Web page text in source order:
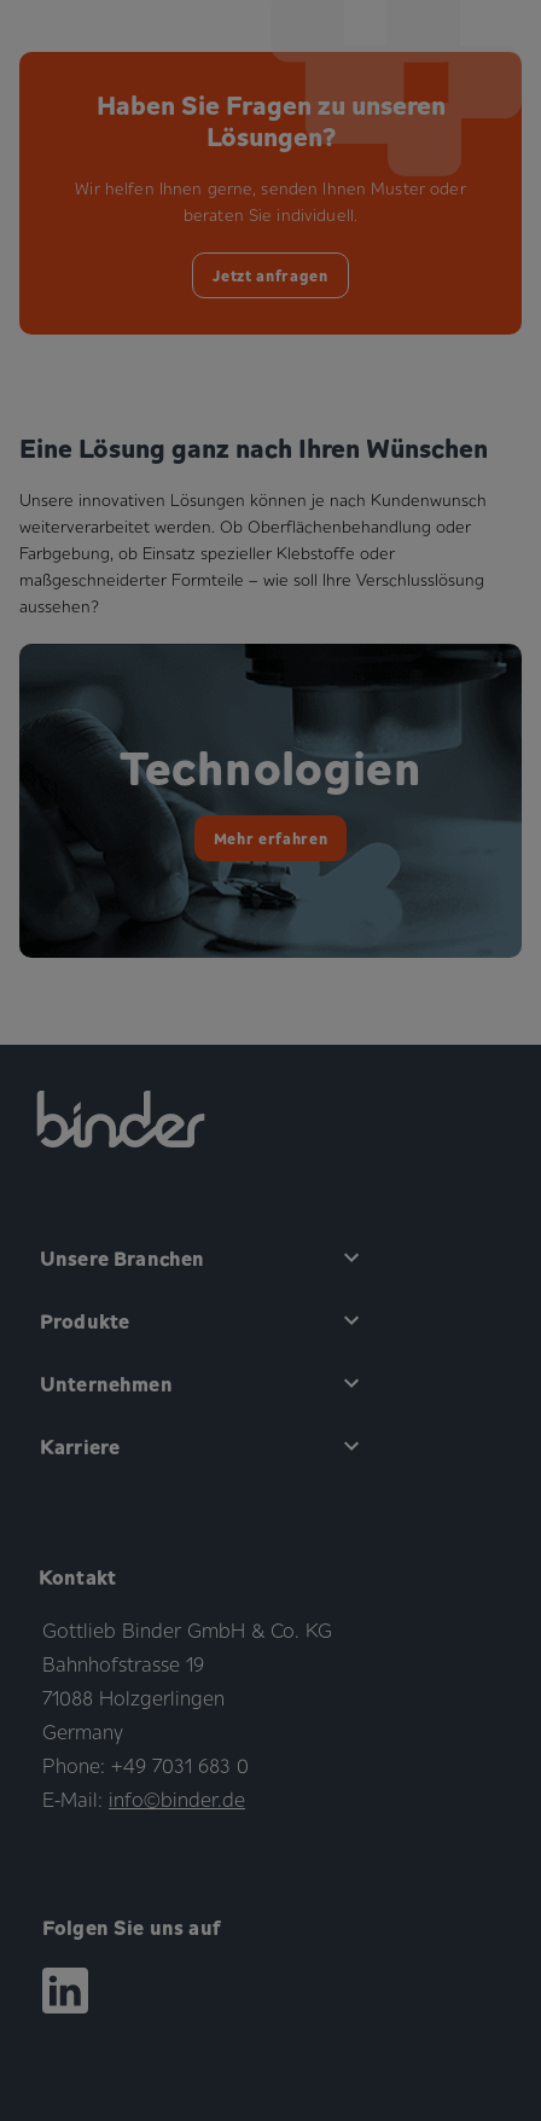
Haben Sie Fragen zu unseren
Lösungen?
Wir helfen Ihnen gerne, senden Ihnen Muster oder
beraten Sie individuell.
Jetzt anfragen
Eine Lösung ganz nach Ihren Wünschen
Unsere innovativen Lösungen können je nach Kundenwunsch
weiterverarbeitet werden. Ob Oberflächenbehandlung oder
Farbgebung, ob Einsatz spezieller Klebstoffe oder
maßgeschneiderter Formteile – wie soll Ihre Verschlusslösung
aussehen?
Technologien
Mehr erfahren
Unsere Branchen
Produkte
Unternehmen
Karriere
Kontakt
Gottlieb Binder GmbH & Co. KG
Bahnhofstrasse 19
71088 Holzgerlingen
Germany
Phone: +49 7031 683 0
E-Mail: info©binder.de
Folgen Sie uns auf